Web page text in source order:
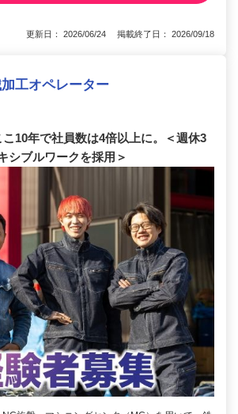
更新日： 2026/06/24 掲載終了日： 2026/09/18
工オペレーター
10年で社員数は4倍以上に。＜週休3
シブルワークを採用＞